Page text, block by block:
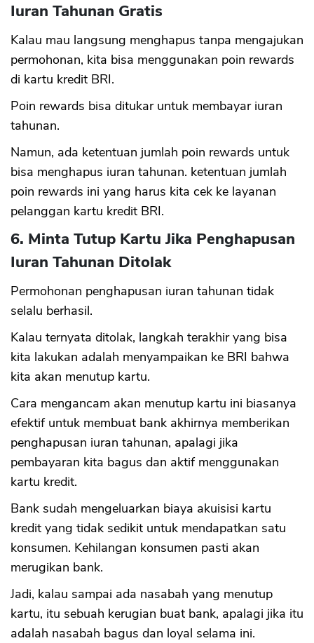
Iuran Tahunan Gratis
Kalau mau langsung menghapus tanpa mengajukan
permohonan, kita bisa menggunakan poin rewards
di kartu kredit BRI.
Poin rewards bisa ditukar untuk membayar iuran
tahunan.
Namun, ada ketentuan jumlah poin rewards untuk
bisa menghapus iuran tahunan. ketentuan jumlah
poin rewards ini yang harus kita cek ke layanan
pelanggan kartu kredit BRI.
6. Minta Tutup Kartu Jika Penghapusan
Iuran Tahunan Ditolak
Permohonan penghapusan iuran tahunan tidak
selalu berhasil.
Kalau ternyata ditolak, langkah terakhir yang bisa
kita lakukan adalah menyampaikan ke BRI bahwa
kita akan menutup kartu.
Cara mengancam akan menutup kartu ini biasanya
efektif untuk membuat bank akhirnya memberikan
penghapusan iuran tahunan, apalagi jika
pembayaran kita bagus dan aktif menggunakan
kartu kredit.
Bank sudah mengeluarkan biaya akuisisi kartu
kredit yang tidak sedikit untuk mendapatkan satu
konsumen. Kehilangan konsumen pasti akan
merugikan bank.
Jadi, kalau sampai ada nasabah yang menutup
kartu, itu sebuah kerugian buat bank, apalagi jika itu
adalah nasabah bagus dan loyal selama ini.